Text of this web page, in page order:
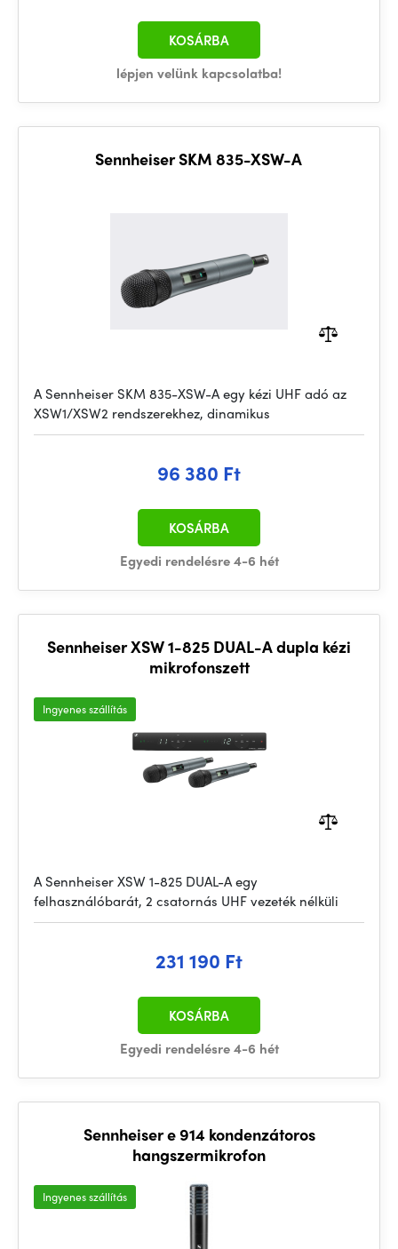
lépjen velünk kapcsolatba!
KOSÁRBA
Sennheiser SKM 835-XSW-A
A Sennheiser SKM 835-XSW-A egy kézi UHF adó az
XSW1/XSW2 rendszerekhez, dinamikus
96 380 Ft
Egyedi rendelésre 4-6 hét
KOSÁRBA
Sennheiser XSW 1-825 DUAL-A dupla kézi
mikrofonszett
Ingyenes szállítás
A Sennheiser XSW 1-825 DUAL-A egy
felhasználóbarát, 2 csatornás UHF vezeték nélküli
231 190 Ft
Egyedi rendelésre 4-6 hét
KOSÁRBA
Sennheiser e 914 kondenzátoros
hangszermikrofon
Ingyenes szállítás